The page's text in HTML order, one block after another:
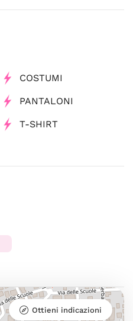
COSTUMI
PANTALONI
T-SHIRT
Ottieni indicazioni